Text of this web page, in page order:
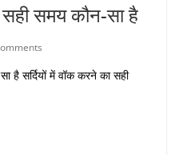
सही समय कौन-सा है
है सर्दियों में वॉक करने का सही